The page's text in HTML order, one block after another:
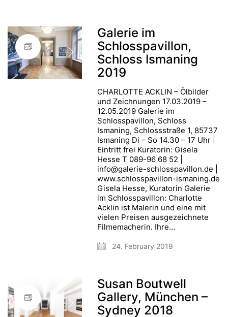
Galerie im
Schlosspavillon,
Schloss Ismaning
2019
CHARLOTTE ACKLIN – Ölbilder
und Zeichnungen 17.03.2019 –
12.05.2019 Galerie im
Schlosspavillon, Schloss
Ismaning, Schlossstraße 1, 85737
Ismaning Di – So 14.30 – 17 Uhr |
Eintritt frei Kuratorin: Gisela
Hesse T 089-96 68 52 |
info@galerie-schlosspavillon.de |
www.schlosspavillon-ismaning.de
Gisela Hesse, Kuratorin Galerie
im Schlosspavillon: Charlotte
Acklin ist Malerin und eine mit
vielen Preisen ausgezeichnete
Filmemacherin. Ihre…
24. February 2019
Susan Boutwell
Gallery, München –
Sydney 2018